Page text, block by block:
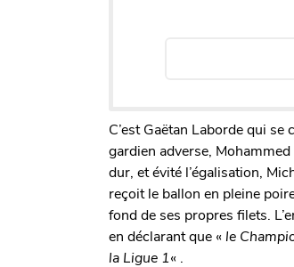
C’est Gaëtan Laborde qui
gardien adverse,
dur, et évité l’égalisation,
reçoit le ballon en pleine
fond de ses propres filets.
en déclarant que « le
la Ligue 1« .